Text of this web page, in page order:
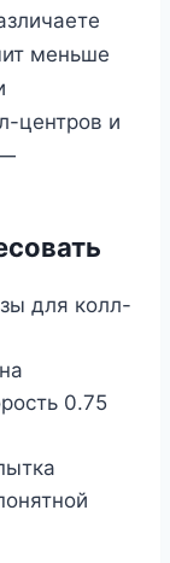
меньше
центров и
для колл-
0.75